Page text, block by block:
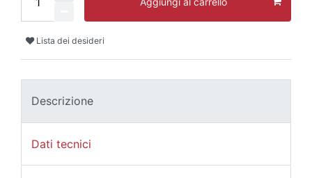
Lista dei desideri
Descrizione
Dati tecnici